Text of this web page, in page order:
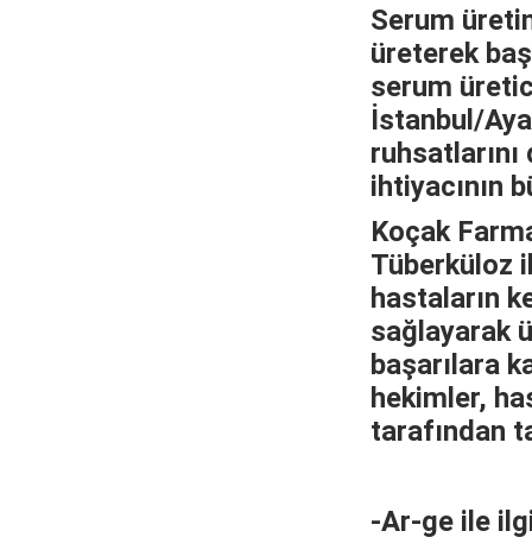
Serum
üreterek
serum
İstanbul/
ruhsatlarını
ihtiyacının
Koçak
Tüberküloz
hastaların
sağlayarak
başarılara
hekimler,
tarafından
-Ar-ge ile